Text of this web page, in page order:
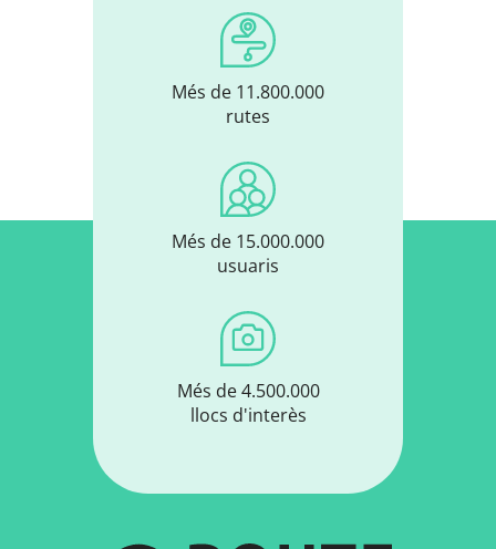
Més de 11.800.000
rutes
Més de 15.000.000
usuaris
Més de 4.500.000
llocs d'interès